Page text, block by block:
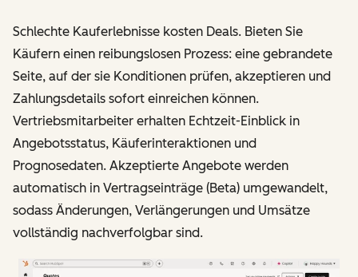
Schlechte Kauferlebnisse kosten Deals. Bieten Sie
Käufern einen reibungslosen Prozess: eine gebrandete
Seite, auf der sie Konditionen prüfen, akzeptieren und
Zahlungsdetails sofort einreichen können.
Vertriebsmitarbeiter erhalten Echtzeit-Einblick in
Angebotsstatus, Käuferinteraktionen und
Prognosedaten. Akzeptierte Angebote werden
automatisch in Vertragseinträge (Beta) umgewandelt,
sodass Änderungen, Verlängerungen und Umsätze
vollständig nachverfolgbar sind.